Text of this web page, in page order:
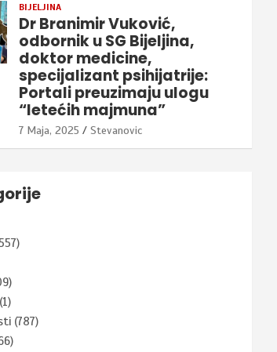
BIJELJINA
Dr Branimir Vuković,
odbornik u SG Bijeljina,
doktor medicine,
specijalizant psihijatrije:
Portali preuzimaju ulogu
“letećih majmuna”
7 Maja, 2025 Stevanovic
(1)
(787)